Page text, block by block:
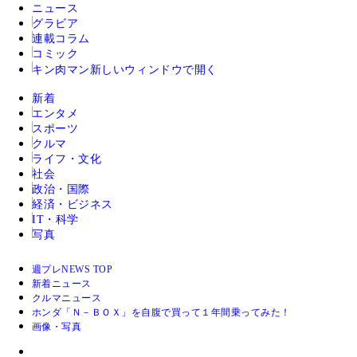
ニュース
グラビア
連載コラム
コミック
キン肉マン 新しいウィンドウで開く
新着
エンタメ
スポーツ
クルマ
ライフ・文化
社会
政治・国際
経済・ビジネス
IT・科学
写真
週プレNEWS TOP
新着ニュース
クルマニュース
ホンダ「Ｎ－ＢＯＸ」を自腹で買って１年間乗ってみた！
画像・写真